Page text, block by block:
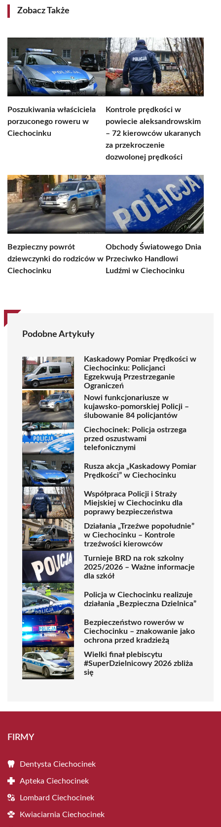
Zobacz Także
Poszukiwania właściciela
porzuconego roweru w
Ciechocinku
Kontrole prędkości w
powiecie aleksandrowskim
– 72 kierowców ukaranych
za przekroczenie
dozwolonej prędkości
Bezpieczny powrót
dziewczynki do rodziców w
Ciechocinku
Obchody Światowego Dnia
Przeciwko Handlowi
Ludźmi w Ciechocinku
Podobne Artykuły
Kaskadowy Pomiar Prędkości w
Ciechocinku: Policjanci
Egzekwują Przestrzeganie
Ograniczeń
Nowi funkcjonariusze w
kujawsko-pomorskiej Policji –
ślubowanie 84 policjantów
Ciechocinek: Policja ostrzega
przed oszustwami
telefonicznymi
Rusza akcja „Kaskadowy Pomiar
Prędkości” w Ciechocinku
Współpraca Policji i Straży
Miejskiej w Ciechocinku dla
poprawy bezpieczeństwa
Działania „Trzeźwe popołudnie”
w Ciechocinku – Kontrole
trzeźwości kierowców
Turnieje BRD na rok szkolny
2025/2026 – Ważne informacje
dla szkół
Policja w Ciechocinku realizuje
działania „Bezpieczna Dzielnica”
Bezpieczeństwo rowerów w
Ciechocinku – znakowanie jako
ochrona przed kradzieżą
Wielki finał plebiscytu
#SuperDzielnicowy 2026 zbliża
się
FIRMY
Dentysta Ciechocinek
Apteka Ciechocinek
Lombard Ciechocinek
Kwiaciarnia Ciechocinek